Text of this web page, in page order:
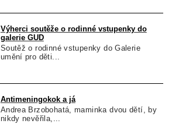
Výherci soutěže o rodinné vstupenky do
galerie GUD
Soutěž o rodinné vstupenky do Galerie
umění pro děti...
Antimeningokok a já
Andrea Brzobohatá, maminka dvou dětí, by
nikdy nevěřila,...